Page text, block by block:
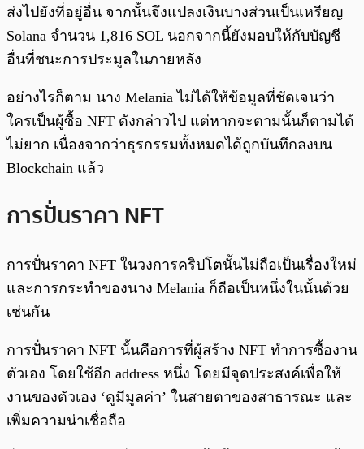
ส่งไปยังที่อยู่อื่น จากนั้นจึงแปลงเงินบางส่วนเป็นเหรียญ​
Solana จำนวน 1,816 SOL นอกจากนี้ยังมอบให้กับบัญชี
อื่นที่ชนะการประมูลในภายหลัง
อย่างไรก็ตาม นาง Melania ไม่ได้ให้ข้อมูลที่ชัดเจนว่า
ใครเป็นผู้ซื้อ NFT ดังกล่าวไป แต่หากจะตามนั้นก็ตามได้
ไม่ยาก เนื่องจากว่าธุรกรรมทั้งหมดได้ถูกบันทึกลงบน
Blockchain แล้ว
การปั่นราคา NFT
การปั่นราคา NFT ในวงการคริปโตนั้นไม่ถือเป็นเรื่องใหม่
และการกระทำของนาง Melania ก็ถือเป็นหนึ่งในนั้นด้วย
เช่นกัน
การปั่นราคา NFT นั้นคือการที่ผู้สร้าง NFT ทำการซื้องาน
ตัวเอง โดยใช้อีก address หนึ่ง โดยมีจุดประสงค์เพื่อให้
งานของตัวเอง ‘ดูมีมูลค่า’ ในสายตาของสาธารณะ และ
เพิ่มความน่าเชื่อถือ